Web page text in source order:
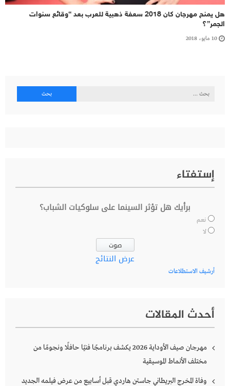
هل يمنح مهرجان كان 2018 سعفة ذهبية للعرب بعد “وقائع سنوات
الجمر”؟
10 مايو، 2018
البحث
إستفتاء
برأيك هل تؤثر السينما على سلوكيات الشباب؟
نعم
لا
عرض النتائج
أرشيف الاستطلاعات
أحدث المقالات
مهرجان صيف الأوداية 2026 يكشف برنامجًا فنيًا حافلًا ونجومًا من
مختلف الأنماط الموسيقية
وفاة المخرج البريطاني جاستن هاردي قبل أسابيع من عرض فيلمه الجديد